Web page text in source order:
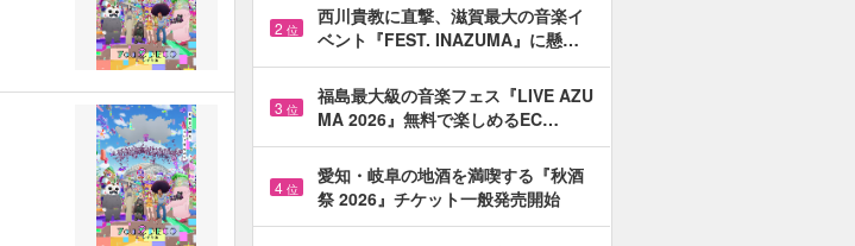
2 位
西川貴教に直撃、滋賀最大の音楽イ
ベント『FEST. INAZUMA』に懸…
3 位
福島最大級の音楽フェス『LIVE AZU
MA 2026』無料で楽しめるEC…
4 位
愛知・岐阜の地酒を満喫する『秋酒
祭 2026』チケット一般発売開始